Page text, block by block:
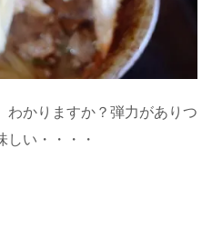
かりますか？弾力がありつ
い・・・・